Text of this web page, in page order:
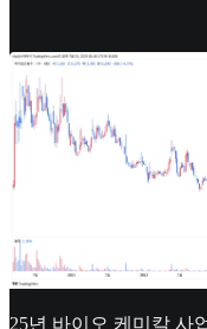
25년 바이오 케미칼 사